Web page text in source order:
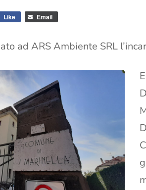
Like Email
ad ARS Ambiente SRL